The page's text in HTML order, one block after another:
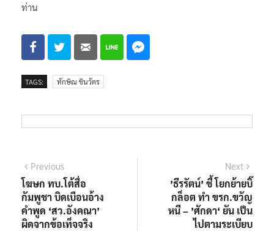
ท่าน
TAGS: ทักษิณ ชินวัตร
แนะแนว
เรื่อง
PreviousPrevious
post:
โฆษก ทบ.โต้สื่อ
กัมพูชา บิดเบือนอ้าง
คำพูด ‘สว.อังคณา’
ผิดจากข้อเท็จจริง
Next
post:
’ธีรรัตน์’ ชี้ โยกย้ายบิ๊
กล็อต ทำ ขรก.ขวัญ
หนี – ’ศักดา‘ ยัน เป็น
ไปตามระเบียบ